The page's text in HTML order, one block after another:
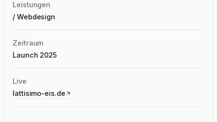
Leistungen
/ Webdesign
Zeitraum
Launch 2025
Live
lattisimo-eis.de